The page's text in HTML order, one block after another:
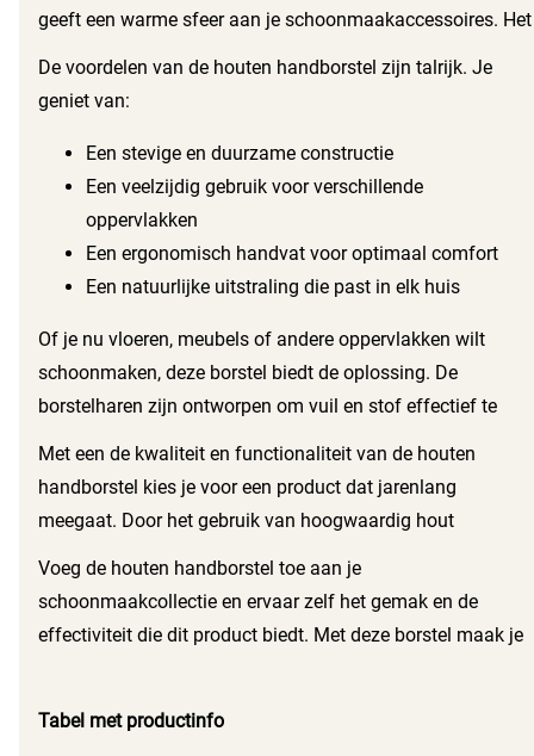
schoonmaakroutine.
geeft een warme sfeer aan je schoonmaakaccessoires. Het
gemakkelijker en efficiënter.
De voordelen van de houten handborstel zijn talrijk. Je
geniet van:
Een stevige en duurzame constructie
Een veelzijdig gebruik voor verschillende
oppervlakken
Een ergonomisch handvat voor optimaal comfort
Een natuurlijke uitstraling die past in elk huis
Of je nu vloeren, meubels of andere oppervlakken wilt
schoonmaken, deze borstel biedt de oplossing. De
borstelharen zijn ontworpen om vuil en stof effectief te
Met een de kwaliteit en functionaliteit van de houten
handborstel kies je voor een product dat jarenlang
meegaat. Door het gebruik van hoogwaardig hout
Voeg de houten handborstel toe aan je
schoonmaakcollectie en ervaar zelf het gemak en de
effectiviteit die dit product biedt. Met deze borstel maak je
handborstel in je dagelijkse schoonmaakroutine!
Tabel met productinfo